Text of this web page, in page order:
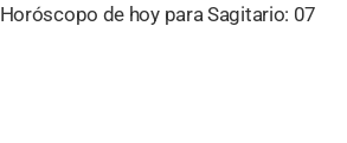
Horóscopo de hoy para Sagitario: 07